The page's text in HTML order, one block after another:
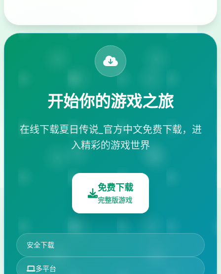
开始你的游戏之旅
在线下载夏日传说_官方中文免费下载，进
入精彩的游戏世界
免费下载
完整版游戏
安全下载
多平台